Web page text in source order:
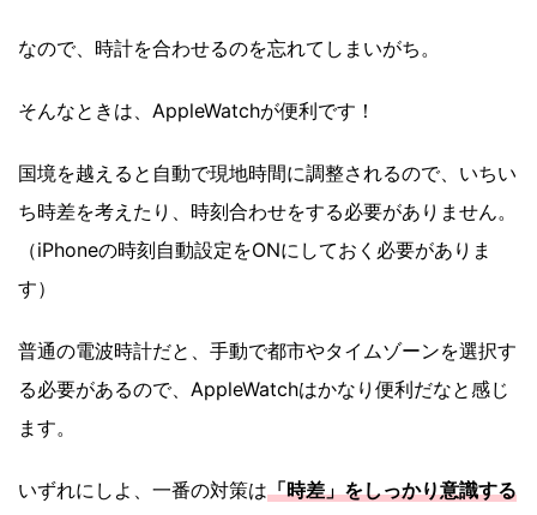
なので、時計を合わせるのを忘れてしまいがち。
そんなときは、AppleWatchが便利です！
国境を越えると自動で現地時間に調整されるので、いちい
ち時差を考えたり、時刻合わせをする必要がありません。
（iPhoneの時刻自動設定をONにしておく必要がありま
す）
普通の電波時計だと、手動で都市やタイムゾーンを選択す
る必要があるので、AppleWatchはかなり便利だなと感じ
ます。
いずれにしよ、一番の対策は「時差」をしっかり意識する